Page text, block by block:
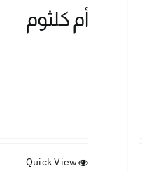
أم كلثوم
Quick View